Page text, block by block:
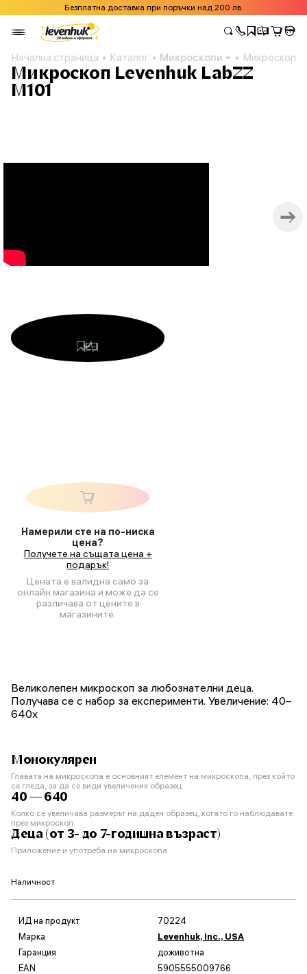
Безплатна доставка при поръчки над 200 лв.
Начална страница Каталог Микроскопи Микроскоп
Микроскоп Levenhuk LabZZ
M101
Намерили сте на по-ниска
цена?
Получете на същата цена +
подарък!
Цената е валидна само за
онлайн магазина и може да се
различава от цените в
магазините.
Великолепен микроскоп за любознателни деца.
Получава се с набор за експерименти. Увеличение: 40–
640x
Монокулярен
Главата на микроскопа е основният елемент на микроскопа, през който
се гледа, за да се види увеличения образец
40 — 640
Колко се увеличава размерът на даден образец, когато го наблюдавате
през микроскоп
Деца (от 3- до 7-годишна възраст)
Приложение и употреба на микроскопа
Наличност
ИД на продукт
70224
Марка
Levenhuk, Inc., USA
Гаранция
доживотна
EAN
5905555009766